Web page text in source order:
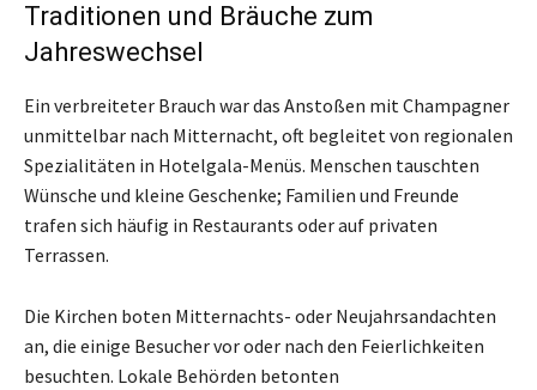
Traditionen und Bräuche zum
Jahreswechsel
Ein verbreiteter Brauch war das Anstoßen mit Champagner
unmittelbar nach Mitternacht, oft begleitet von regionalen
Spezialitäten in Hotelgala-Menüs. Menschen tauschten
Wünsche und kleine Geschenke; Familien und Freunde
trafen sich häufig in Restaurants oder auf privaten
Terrassen.
Die Kirchen boten Mitternachts- oder Neujahrsandachten
an, die einige Besucher vor oder nach den Feierlichkeiten
besuchten. Lokale Behörden betonten